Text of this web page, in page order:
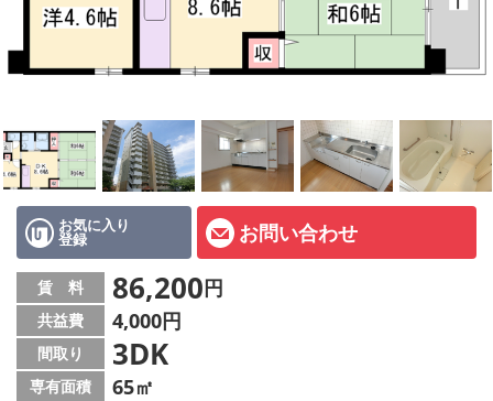
地図から探す
オーナー様へ
スタッフ紹介ページ
LINE公式アカウント
店舗情報·アクセス
会社概要
メールでお問い合わせ
お気に入り
登録 お問い合わせ
賃 料 86,200円
共益費 4,000円
間取り 3DK
専有面積 65㎡